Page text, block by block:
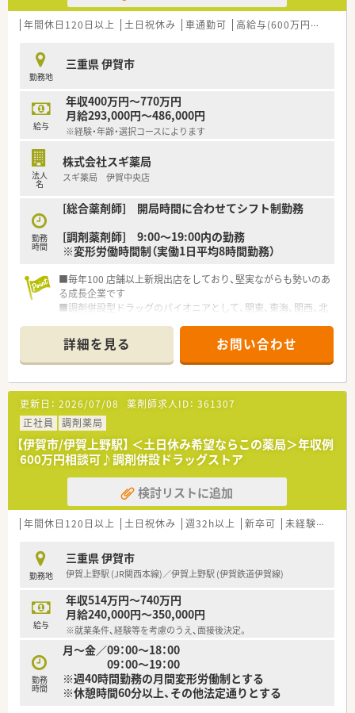
■給与は経験や能力を考慮し500万円から600万円の範囲で決定
され、昇給は年1回4月にございます。
■遠方からの転職者の方には住宅補助制度について相談可能で
【勤務実態について】
■人気の土日祝完全休みで年間休日は120日以上あり、ワークラ
イフバランスを重視できます。
と非常に少ない勤務実態です。
■開局時間が月曜から金曜の9時から17時までとなっており、終
年間休日120日以上 土日祝休み 車通勤可 高給与(600万円以上)
勤務地
三重県 伊賀市
給与
年収400万円～770万円
月給293,000円～486,000円
※経験・年齢・選択コースによります
法人
名
株式会社スギ薬局
スギ薬局 伊賀中央店
勤務
時間
[総合薬剤師] 開局時間に合わせてシフト制勤務
[調剤薬剤師] 9:00～19:00内の勤務
※変形労働時間制（実働1日平均8時間勤務）
■毎年100 店舗以上新規出店をしており、堅実ながらも勢いのあ
る成長企業です
■調剤併設型ドラッグのパイオニアとして、関東、東海、関西、北
■研修制度は様々なプランがあり、集合研修だけでなく任意で受
講可能な研修も幅広く用意されています
■店舗で活躍する従業員、社外で活躍する従業員、将来経営幹部
となる従業員など、薬剤師として様々な活躍ができるフィールド
を用意されています
■総合薬剤師・調剤薬剤師（土日休み・19時までの勤務）どちらか
の働き方を選択できます
■調剤併設型だけでなく「医療モール・クリニック併設店舗」「敷
地内薬局」「訪問調剤特化型店舗」など様々な店舗を運営してい
ます
■在宅医療にも積極的取り組んでおり「訪問調剤特化型店舗」を
50店舗以上、無菌調剤室は業界最多の51店舗設置しています
■「プラチナくるみん認定企業」「健康経営優良法人2023（大規模
法人部門）認定」等を取得し一人ひとりが働きやすい環境が整備
■充実した研修制度、人事制度、評価制度、キャリア支援制度等
があるのも特徴です
詳細を見る お問い合わせ
更新日： 2026/07/08 薬剤師求人ID： 361307
正社員
調剤薬局
【伊賀市/伊賀上野駅】 ＜土日休み希望ならこの薬局＞年収例
600万円相談可♪調剤併設ドラッグストア
検討リストに追加
年間休日120日以上 土日祝休み 週32h以上 新卒可 未経験可
勤務地
三重県 伊賀市
伊賀上野駅 (JR関西本線)／伊賀上野駅 (伊賀鉄道伊賀線)
給与
年収514万円～740万円
月給240,000円～350,000円
※就業条件、経験等を考慮のうえ、面接後決定。
勤務
時間
月～金／09：00～18：00
09：00～19：00
※週40時間勤務の月間変形労働制とする
※休憩時間60分以上、その他法定通りとする